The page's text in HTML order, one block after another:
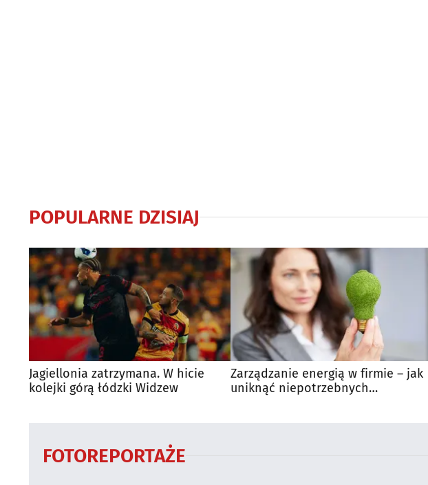
POPULARNE DZISIAJ
Jagiellonia zatrzymana. W hicie
kolejki górą łódzki Widzew
Zarządzanie energią w firmie – jak
uniknąć niepotrzebnych
FOTOREPORTAŻE